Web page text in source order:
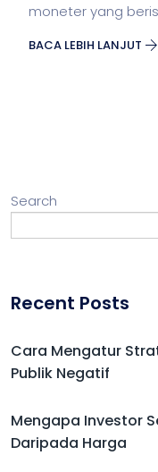
moneter yang
BACA LEBIH LANJUT
Search
Recent Posts
Cara Mengatur
Publik Negatif
Mengapa Investor
Daripada Harga